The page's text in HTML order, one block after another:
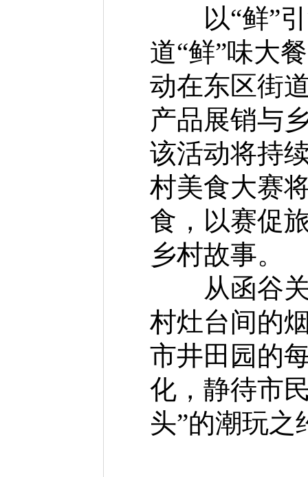
以“鲜”引
道“鲜”味大
动在东区街
产品展销与
该活动将持
村美食大赛
食，以赛促
乡村故事。
从函谷关
村灶台间的
市井田园的
化，静待市
头”的潮玩之